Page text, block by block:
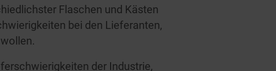
Flaschen und Kästen
bei den Lieferanten,
der Industrie,